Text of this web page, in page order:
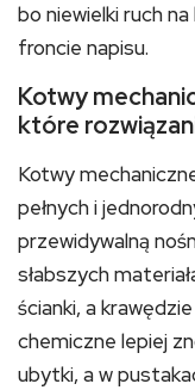
bo niewielki ruch
froncie napisu.
Kotwy
które
Kotwy
pełnych i
przewidywalną
słabszych
ścianki, a
chemiczne lepiej
ubytki, a w